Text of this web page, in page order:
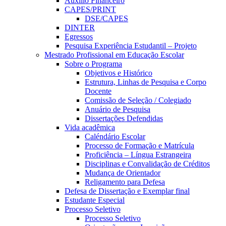
CAPES/PRINT
DSE/CAPES
DINTER
Egressos
Pesquisa Experiência Estudantil – Projeto
Mestrado Profissional em Educação Escolar
Sobre o Programa
Objetivos e Histórico
Estrutura, Linhas de Pesquisa e Corpo
Docente
Comissão de Seleção / Colegiado
Anuário de Pesquisa
Dissertações Defendidas
Vida acadêmica
Caléndário Escolar
Processo de Formação e Matrícula
Proficiência – Língua Estrangeira
Disciplinas e Convalidação de Créditos
Mudança de Orientador
Religamento para Defesa
Defesa de Dissertação e Exemplar final
Estudante Especial
Processo Seletivo
Processo Seletivo